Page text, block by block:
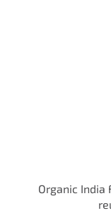
Organic